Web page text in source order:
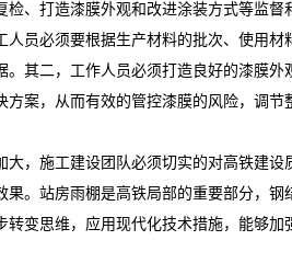
检、打造漆膜外观和改进涂装方式等监
员必须要根据生产材料的批次、使用
其二，工作人员必须打造良好的漆膜外
案，从而有效的管控漆膜的风险，调节
大，施工建设团队必须切实的对高铁建
果。站房雨棚是高铁局部的重要部分，
转变思维，应用现代化技术措施，能够